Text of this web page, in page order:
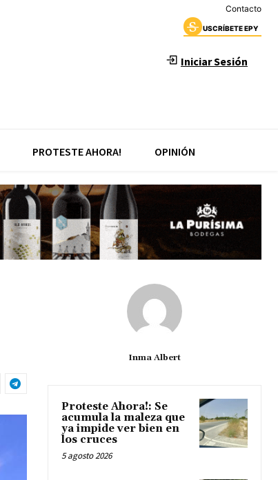
Contacto
USCRÍBETE EPY
Iniciar Sesión
PROTESTE AHORA! OPINIÓN
Inma Albert
Proteste Ahora!: Se
acumula la maleza que
ya impide ver bien en
los cruces
5 agosto 2026